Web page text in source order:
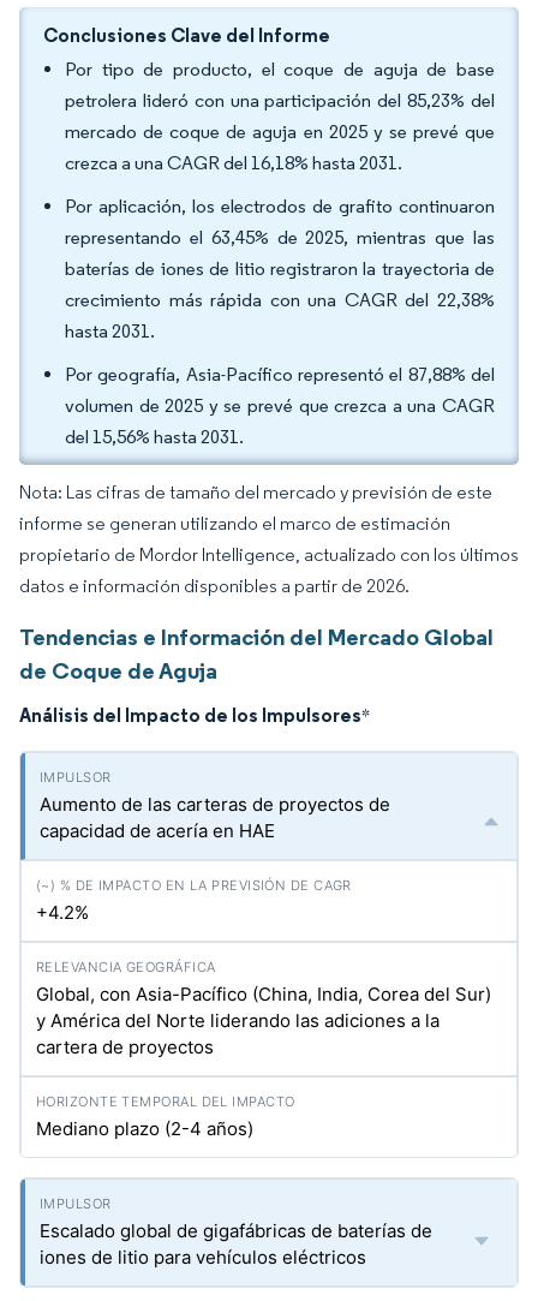
Conclusiones Clave del Informe
Por tipo de producto, el coque de aguja de base
petrolera lideró con una participación del 85,23% del
mercado de coque de aguja en 2025 y se prevé que
crezca a una CAGR del 16,18% hasta 2031.
Por aplicación, los electrodos de grafito continuaron
representando el 63,45% de 2025, mientras que las
baterías de iones de litio registraron la trayectoria de
crecimiento más rápida con una CAGR del 22,38%
hasta 2031.
Por geografía, Asia-Pacífico representó el 87,88% del
volumen de 2025 y se prevé que crezca a una CAGR
del 15,56% hasta 2031.
Nota: Las cifras de tamaño del mercado y previsión de este
informe se generan utilizando el marco de estimación
propietario de Mordor Intelligence, actualizado con los últimos
datos e información disponibles a partir de 2026.
Tendencias e Información del Mercado Global
de Coque de Aguja
Análisis del Impacto de los Impulsores*
Aumento de las carteras de proyectos de
capacidad de acería en HAE
+4.2%
Global, con Asia-Pacífico (China, India, Corea del Sur)
y América del Norte liderando las adiciones a la
cartera de proyectos
Mediano plazo (2-4 años)
Escalado global de gigafábricas de baterías de
iones de litio para vehículos eléctricos